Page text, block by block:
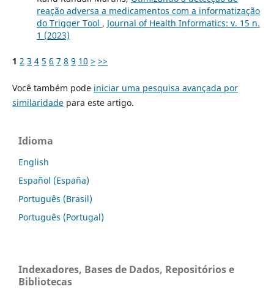
reação adversa a medicamentos com a informatização
do Trigger Tool , Journal of Health Informatics: v. 15 n.
1 (2023)
1 2 3 4 5 6 7 8 9 10 > >>
Você também pode iniciar uma pesquisa avançada por
similaridadepara este artigo.
Idioma
English
Español (España)
Português (Brasil)
Português (Portugal)
Indexadores, Bases de Dados, Repositórios e
Bibliotecas